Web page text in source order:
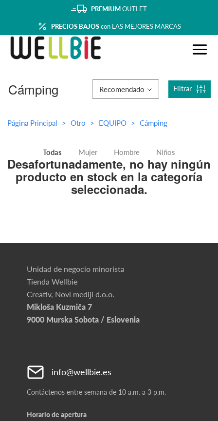
PREMIUMOUTLET
PRECIOS BAJOScon LAS MEJORES MARCAS
Cámping Recomendado Filtrar
Página Principal Otro EQUIPO Cámping
Todas Mujer Hombre Niños
Desafortunadamente, no hay ningún
producto en stock en la categoría
seleccionada.
Unidad de negocio minorista
Tienda Wellbie
Creativ, Novi mediji d.o.o.
Mikloša Kuzmiča 7
9000 Murska Sobota / Eslovenia
info@wellbie.es
Contáctenos entre semana de 10 a.m. a 3 p.m.
Horario de apertura